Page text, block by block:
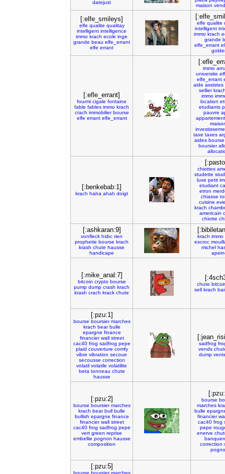
datejust
maison
[:elfe_smileys]
elfe qualite qualitay
intelligent intelligence
immo krach ecole inge
grande beau elfe_errant
elfe errant
elfe qualite
intelligent
immo krach
grande
elfe_errant
[:efle_errant]
fourmi cigale fontaine
fable fables immo krach
crach immobilier bourse
elfe errant elfe_errant
immo
universite
elfe_errant
aide assistes
sellier
immo
location
etudiants
pauvre
appartement
taxe taxes
aides bourse
boursier
[:benkebab:1]
krach haha ahah doigt
chiottes
studette
luxe petit
etudiant
etron
chiasse
cuisine
krach
americain
chiotte
[:ashkaran:9]
vonfleck hsbc rien
prophetie bourse krach
krash chute hausse
handicape
krach immo
escroc
michel
[:mike_anal:7]
bitcoin crypto bourse
pump dump crash krach
krash crach krack chute
chute
sell krach
[:pzu:1]
bourse boursier marches
krach bear bulle
epargne finance
financier wall street
cac40 frog sadfrog pepe
plaid couverture comfy
vibre vibration secoue
secousse correction
volatil volatile volatilite
beta tonneau chute
hausse
sadfrog
vends
dump
[:pzu:2]
bourse boursier marches
krach bear bull bulle
bullish epargne finance
financier wall street
cac40 frog sadfrog pepe
vert green reprise
embellie pognon hausse
composition
bourse
marches
bulle
financier
cac40 frog
pepe
enerve
correction
[:pzu:5]
bourse boursier marches